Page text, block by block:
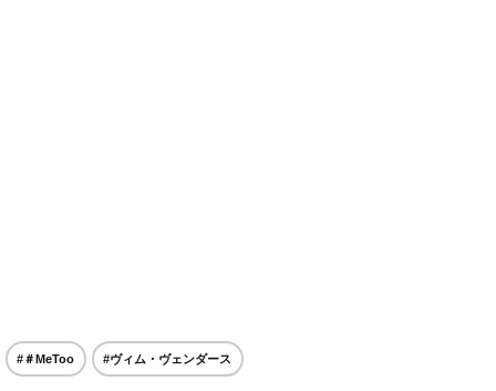
#＃MeToo #ヴィム・ヴェンダース